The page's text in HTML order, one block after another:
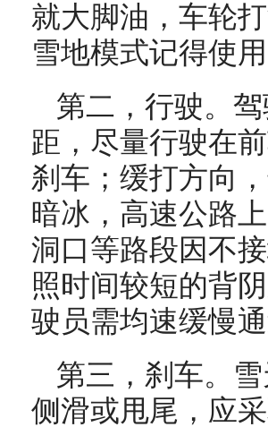
就大脚油，车轮
雪地模式记得使用
第二，行驶。
距，尽量行驶在
刹车；缓打方向
暗冰，高速公路
洞口等路段因不
照时间较短的背
驶员需均速缓慢
第三，刹车。
侧滑或甩尾，应